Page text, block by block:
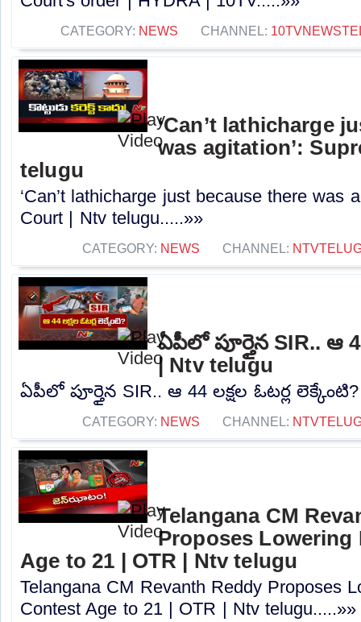
CATEGORY: NEWS CHANNEL:
‘Can’t lathicharge
was agitation’:
telugu
‘Can’t lathicharge just because there was
Court | Ntv telugu.....»»
CATEGORY: NEWS CHANNEL:
ఏపీలో పూర్తైన SIR.. ఆ
| Ntv telugu
ఏపీలో పూర్తైన SIR.. ఆ 44 లక్షల ఓటర్ల
CATEGORY: NEWS CHANNEL:
Telangana CM
Proposes Lowering
Age to 21 | OTR | Ntv telugu
Telangana CM Revanth Reddy Proposes
Contest Age to 21 | OTR | Ntv telugu.....»»